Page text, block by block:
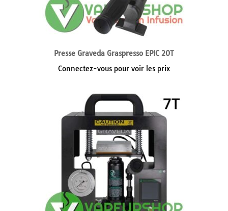
Presse Graveda Graspresso EPIC 20T
Connectez-vous pour voir les prix